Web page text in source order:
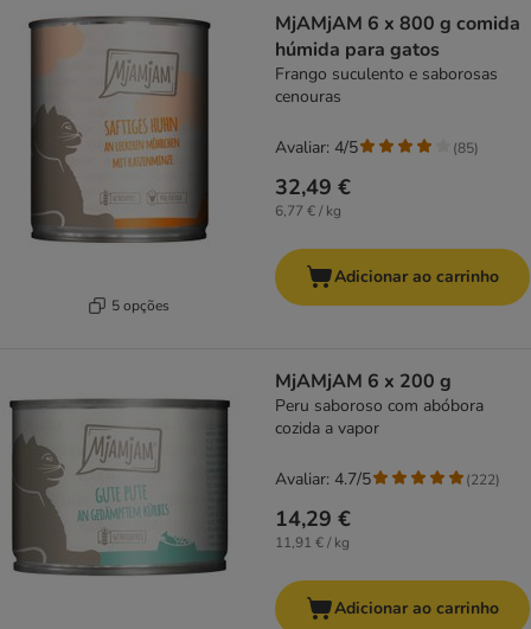
5 opções
MjAMjAM 6 x 800 g comida
húmida para gatos
Frango suculento e saborosas
cenouras
32,49 €
6,77 € / kg
Avaliar: 4/5 (85)
Adicionar ao carrinho
MjAMjAM 6 x 200 g
Peru saboroso com abóbora
cozida a vapor
14,29 €
11,91 € / kg
Avaliar: 4.7/5 (222)
Adicionar ao carrinho